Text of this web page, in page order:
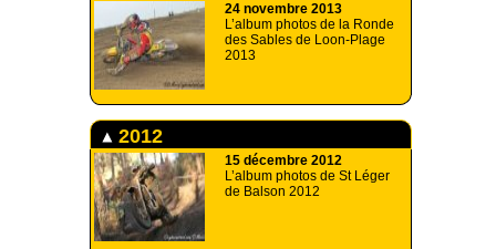
24 novembre 2013
L’album photos de la Ronde
des Sables de Loon-Plage
2013
2012
15 décembre 2012
L’album photos de St Léger
de Balson 2012